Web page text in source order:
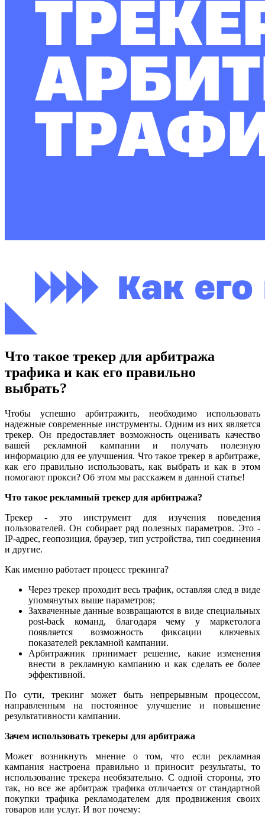
Что такое трекер для арбитража
трафика и как его правильно
выбрать?
Чтобы успешно арбитражить, необходимо использовать
надежные современные инструменты. Одним из них является
трекер. Он предоставляет возможность оценивать качество
вашей рекламной кампании и получать полезную
информацию для ее улучшения. Что такое трекер в арбитраже,
как его правильно использовать, как выбрать и как в этом
помогают прокси? Об этом мы расскажем в данной статье!
Что такое рекламный трекер для арбитража?
Трекер - это инструмент для изучения поведения
пользователей. Он собирает ряд полезных параметров. Это -
IP-адрес, геопозиция, браузер, тип устройства, тип соединения
и другие.
Как именно работает процесс трекинга?
Через трекер проходит весь трафик, оставляя след в виде
упомянутых выше параметров;
Захваченные данные возвращаются в виде специальных
post-back команд, благодаря чему у маркетолога
появляется возможность фиксации ключевых
показателей рекламной кампании.
Арбитражник принимает решение, какие изменения
внести в рекламную кампанию и как сделать ее более
эффективной.
По сути, трекинг может быть непрерывным процессом,
направленным на постоянное улучшение и повышение
результативности кампании.
Зачем использовать трекеры для арбитража
Может возникнуть мнение о том, что если рекламная
кампания настроена правильно и приносит результаты, то
использование трекера необязательно. С одной стороны, это
так, но все же арбитраж трафика отличается от стандартной
покупки трафика рекламодателем для продвижения своих
товаров или услуг. И вот почему: